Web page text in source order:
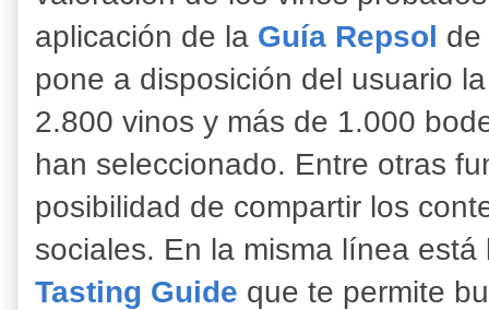
aplicación de la Guía Repsol de
pone a disposición del usuario
2.800 vinos y más de 1.000
han seleccionado. Entre otras
posibilidad de compartir los
sociales. En la misma línea
Tasting Guide que te permite